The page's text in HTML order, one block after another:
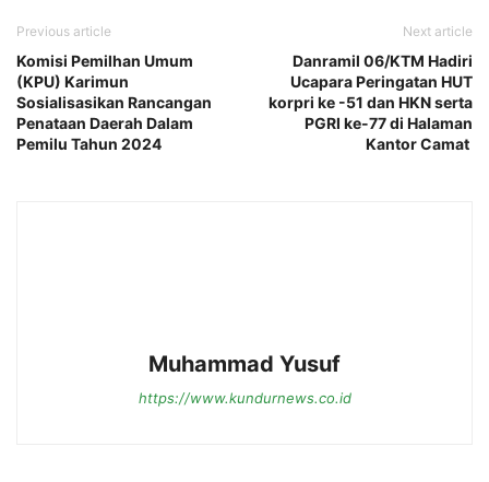
Previous article
Komisi Pemilhan Umum
(KPU) Karimun
Sosialisasikan Rancangan
Penataan Daerah Dalam
Pemilu Tahun 2024
Next article
Danramil 06/KTM Hadiri
Ucapara Peringatan HUT
korpri ke -51 dan HKN serta
PGRI ke-77 di Halaman
Kantor Camat
Muhammad Yusuf
https://www.kundurnews.co.id